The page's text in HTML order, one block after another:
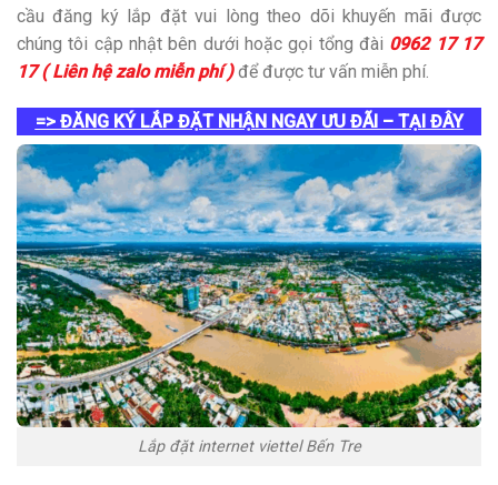
cầu đăng ký lắp đặt vui lòng theo dõi khuyến mãi được
chúng tôi cập nhật bên dưới hoặc gọi tổng đài 0962 17 17
17 ( Liên hệ zalo miễn phí )để được tư vấn miễn phí.
=> ĐĂNG KÝ LẮP ĐẶT NHẬN NGAY ƯU ĐÃI – TẠI ĐÂY
Lắp đặt internet viettel Bến Tre